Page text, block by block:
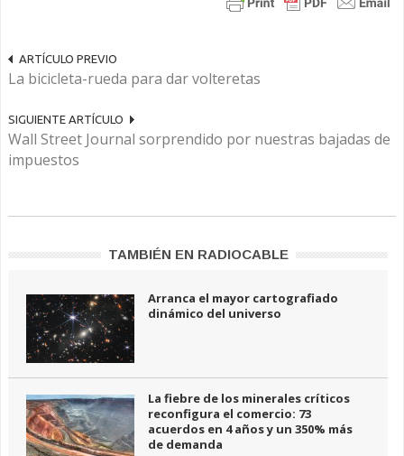
ARTÍCULO PREVIO
La bicicleta-rueda para dar volteretas
SIGUIENTE ARTÍCULO
Wall Street Journal sorprendido por nuestras bajadas de
impuestos
TAMBIÉN EN RADIOCABLE
Arranca el mayor cartografiado
dinámico del universo
La fiebre de los minerales críticos
reconfigura el comercio: 73
acuerdos en 4 años y un 350% más
de demanda